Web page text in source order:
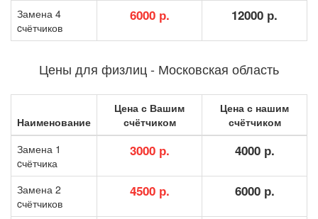
Замена 4
cчётчиков
6000 р. 12000 р.
Цены для физлиц - Московская область
Наименование
Цена с Вашим
счётчиком
Цена с нашим
счётчиком
Замена 1
cчётчика
3000 р. 4000 р.
Замена 2
cчётчиков
4500 р. 6000 р.